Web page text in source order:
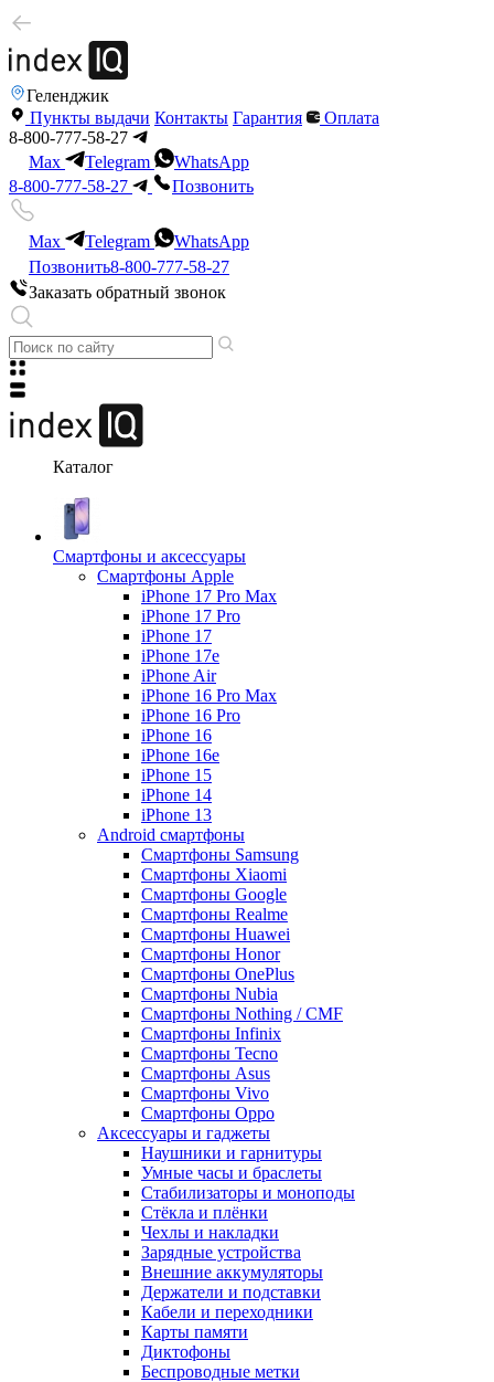
Геленджик
Пункты выдачи Контакты Гарантия
Оплата
8-800-777-58-27
Max
Telegram
WhatsApp
8-800-777-58-27
Позвонить
Max Telegram
WhatsApp
Позвонить8-800-777-58-27
Заказать обратный звонок
Каталог
Смартфоны и аксессуары
Смартфоны Apple
iPhone 17 Pro Max
iPhone 17 Pro
iPhone 17
iPhone 17e
iPhone Air
iPhone 16 Pro Max
iPhone 16 Pro
iPhone 16
iPhone 16e
iPhone 15
iPhone 14
iPhone 13
Android cмартфоны
Смартфоны Samsung
Смартфоны Xiaomi
Смартфоны Google
Смартфоны Realme
Смартфоны Huawei
Смартфоны Honor
Смартфоны OnePlus
Смартфоны Nubia
Смартфоны Nothing / CMF
Смартфоны Infinix
Смартфоны Tecno
Смартфоны Asus
Смартфоны Vivo
Смартфоны Oppo
Аксессуары и гаджеты
Наушники и гарнитуры
Умные часы и браслеты
Стабилизаторы и моноподы
Стёкла и плёнки
Чехлы и накладки
Зарядные устройства
Внешние аккумуляторы
Держатели и подставки
Кабели и переходники
Карты памяти
Диктофоны
Беспроводные метки